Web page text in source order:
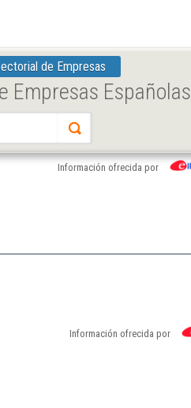
de Empresas
Empresas Españolas
Información ofrecida por
Información ofrecida por